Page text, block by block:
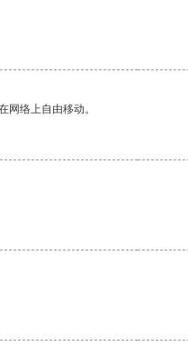
网络上自由移动。